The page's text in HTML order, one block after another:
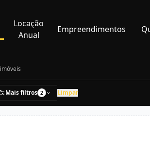
Locação
Anual
Empreendimentos
imóveis
Mais filtros 2 Limpar